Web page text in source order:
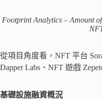
Footprint Analytics – Amount
從項目角度看，NFT 平台
Dapper Labs、NFT 遊戲
基礎設施融資概況